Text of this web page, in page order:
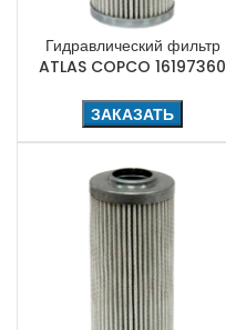
Гидравлический фильтр
ATLAS COPCO 16197360
ЗАКАЗАТЬ